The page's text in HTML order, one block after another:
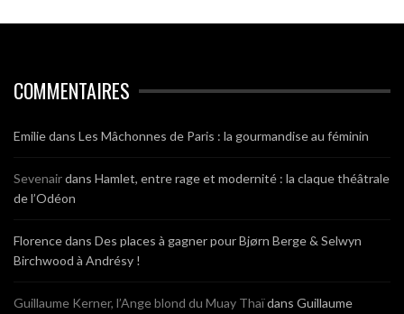
COMMENTAIRES
Emiliedans Les Mâchonnes de Paris : la gourmandise au féminin
Sevenairdans Hamlet, entre rage et modernité : la claque théâtrale
de l’Odéon
Florencedans Des places à gagner pour Bjørn Berge & Selwyn
Birchwood à Andrésy !
Guillaume Kerner, l’Ange blond du Muay Thaïdans Guillaume